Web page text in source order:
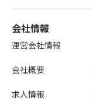
会社情報
運営会社情報
会社概要
求人情報